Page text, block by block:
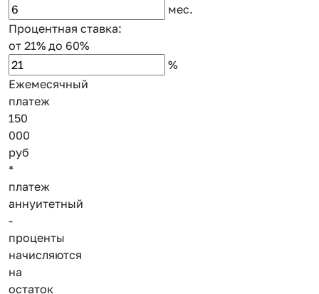
мес.
Процентная ставка:
от 21% до 60%
%
Ежемесячный
платеж
150
000
руб
*
платеж
аннуитетный
-
проценты
начисляются
на
остаток